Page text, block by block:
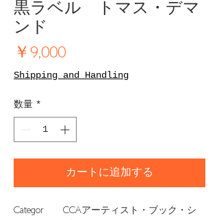
黒ラベル トマス・デマ
ンド
￥9,000価
格
Shipping and Handling
数量 *
カートに追加する
Categor CCAアーティスト・ブック・シ